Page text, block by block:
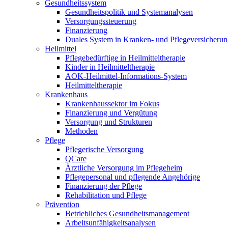
Gesundheitssystem
Gesundheitspolitik und Systemanalysen
Versorgungssteuerung
Finanzierung
Duales System in Kranken- und
Heilmittel
Pflegebedürftige in Heilmitteltherapie
Kinder in Heilmitteltherapie
AOK-Heilmittel-Informations-System
Heilmitteltherapie
Krankenhaus
Krankenhaussektor im Fokus
Finanzierung und Vergütung
Versorgung und Strukturen
Methoden
Pflege
Pflegerische Versorgung
QCare
Ärztliche Versorgung im Pflegeheim
Pflegepersonal und pflegende Angehörige
Finanzierung der Pflege
Rehabilitation und Pflege
Prävention
Betriebliches Gesundheitsmanagement
Arbeitsunfähigkeitsanalysen